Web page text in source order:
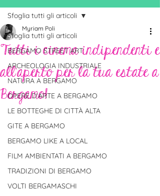
Sfoglia tutti gli articoli
BERGAMO STREET ART
ARCHEOLOGIA INDUSTRIALE
NATURA A BERGAMO
OPERE D'ARTE A BERGAMO
LE BOTTEGHE DI CITTÀ ALTA
GITE A BERGAMO
BERGAMO LIKE A LOCAL
FILM AMBIENTATI A BERGAMO
TRADIZIONI DI BERGAMO
VOLTI BERGAMASCHI
Sfoglia tutti gli articoli
Tutti i cinema indipendenti e
all’aperto per la tua estate a
Bergamo!
Myriam Poli